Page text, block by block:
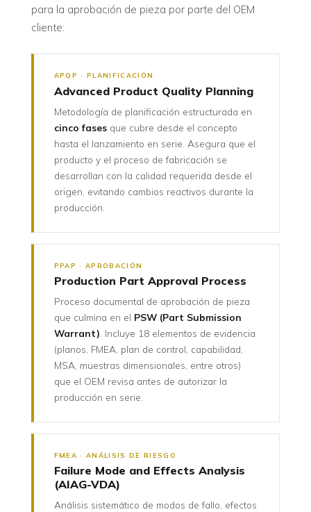
para la aprobación de pieza por parte del OEM
cliente:
APQP · PLANIFICACIÓN
Advanced Product Quality Planning
Metodología de planificación estructurada en
cinco fasesque cubre desde el concepto
hasta el lanzamiento en serie. Asegura que el
producto y el proceso de fabricación se
desarrollan con la calidad requerida desde el
origen, evitando cambios reactivos durante la
producción.
PPAP · APROBACIÓN
Production Part Approval Process
Proceso documental de aprobación de pieza
que culmina en el PSW (Part Submission
Warrant) . Incluye 18 elementos de evidencia
(planos, FMEA, plan de control, capabilidad,
MSA, muestras dimensionales, entre otros)
que el OEM revisa antes de autorizar la
producción en serie.
FMEA · ANÁLISIS DE RIESGO
Failure Mode and Effects Analysis
(AIAG-VDA)
Análisis sistemático de modos de fallo, efectos